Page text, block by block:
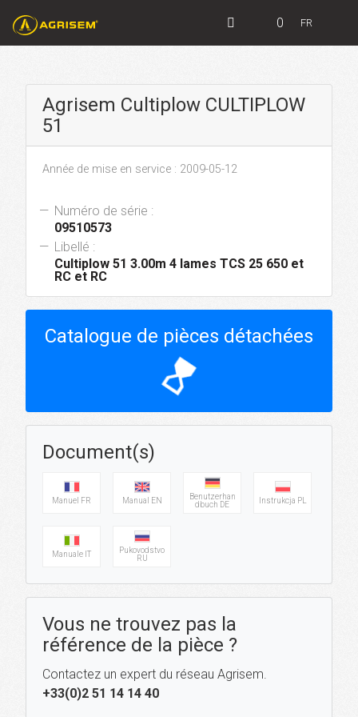
0 FR
Agrisem Cultiplow CULTIPLOW
51
Année de mise en service : 2009-05-12
Numéro de série :
09510573
Libellé :
Cultiplow 51 3.00m 4 lames TCS 25 650 et
RC et RC
Catalogue de pièces détachées
hourglass_top
Document(s)
Manuel FR Manual EN
Benutzerhan
dbuch DE
Instrukcja PL
Manuale IT
Pukovodstvo
RU
Vous ne trouvez pas la
référence de la pièce ?
Contactez un expert du réseau Agrisem.
+33(0)2 51 14 14 40